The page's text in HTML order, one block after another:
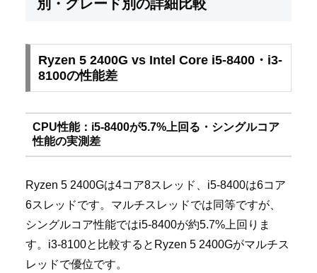
別・グレード別の詳細比較
Ryzen 5 2400G vs Intel Core i5-8400・i3-
8100の性能差
CPU性能：i5-8400が5.7%上回る・シングルコア
性能の実測差
Ryzen 5 2400Gは4コア8スレッド、i5-8400は6コア
6スレッドです。マルチスレッドでは同等ですが、
シングルコア性能ではi5-8400が約5.7%上回りま
す。i3-8100と比較するとRyzen 5 2400Gがマルチス
レッドで優位です。